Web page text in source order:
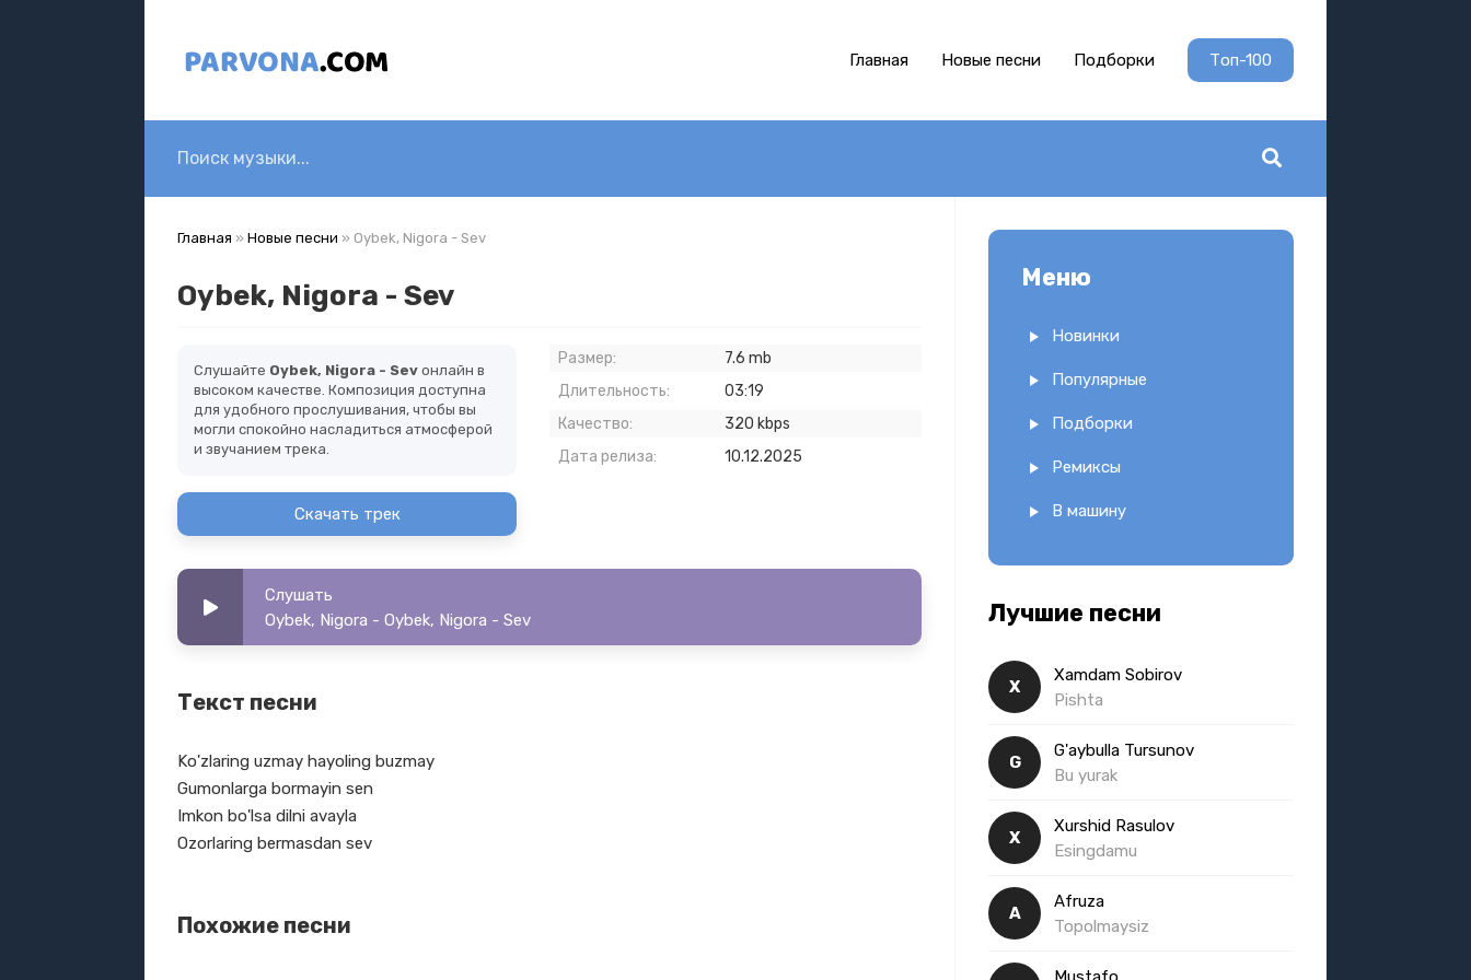
Главная Новые песни Подборки Топ-100
Главная » Новые песни » Oybek, Nigora - Sev
Oybek, Nigora - Sev
Слушайте Oybek, Nigora - Sev онлайн в
высоком качестве. Композиция доступна
для удобного прослушивания, чтобы вы
могли спокойно насладиться атмосферой
и звучанием трека.
Скачать трек
Размер:
7.6 mb
Длительность:
03:19
Качество:
320 kbps
Дата релиза:
10.12.2025
Слушать
Oybek, Nigora - Oybek, Nigora - Sev
Текст песни
Ko'zlaring uzmay hayoling buzmay
Gumonlarga bormayin sen
Imkon bo'lsa dilni avayla
Ozorlaring bermasdan sev
Похожие песни
Меню
Новинки
Популярные
Подборки
Ремиксы
В машину
Лучшие песни
X
Xamdam Sobirov
Pishta
G
G'aybulla Tursunov
Bu yurak
X
Xurshid Rasulov
Esingdamu
A
Afruza
Topolmaysiz